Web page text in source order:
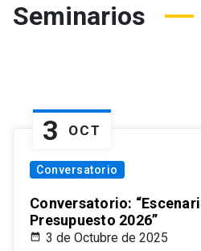
Seminarios
3 OCT
Conversatorio
Conversatorio:
Presupuesto 2026”
3 de Octubre de 2025